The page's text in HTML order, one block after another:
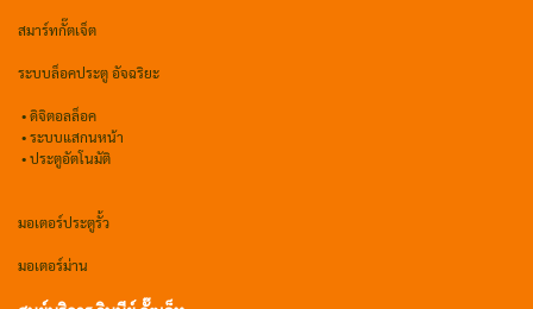
สมาร์ทกั๊ตเจ็ต
ระบบล็อคประตู อัจฉริยะ
•ดิจิตอลล็อค
• ระบบแสกนหน้า
• ประตูอัตโนมัติ
มอเตอร์ประตูรั้ว
มอเตอร์ม่าน